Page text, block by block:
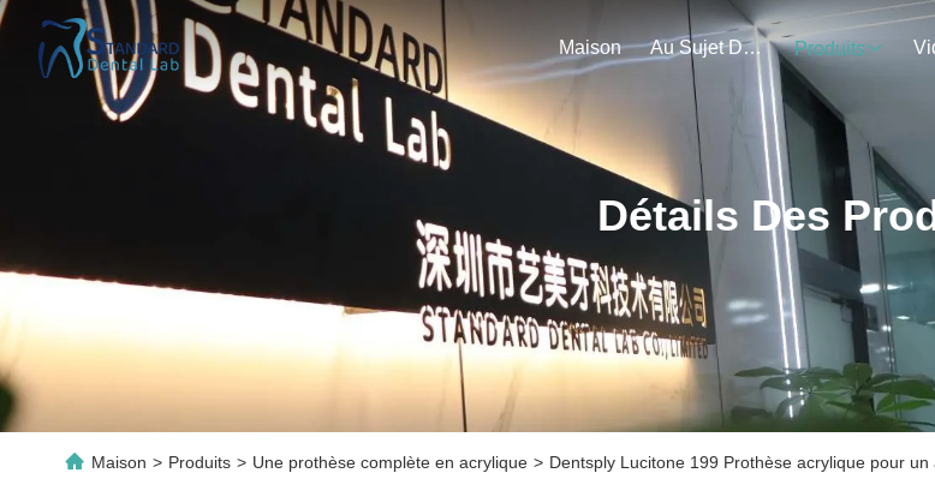
Maison Au Sujet De Nous Produits
Détails Des
Maison > Produits > Une prothèse complète en acrylique > Dentsply Lucitone 199 Prothèse acrylique pour